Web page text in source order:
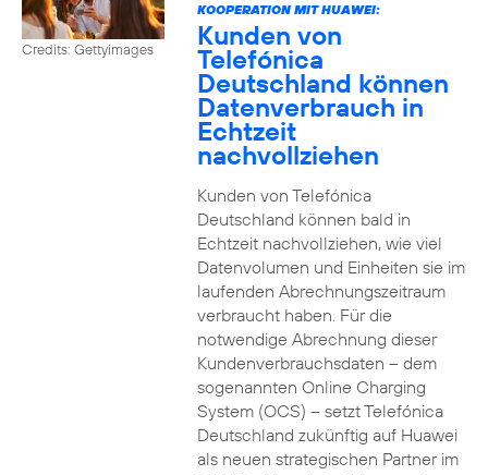
Credits: Gettyimages
KOOPERATION MIT HUAWEI:
Kunden von
Telefónica
Deutschland können
Datenverbrauch in
Echtzeit
nachvollziehen
Kunden von Telefónica
Deutschland können bald in
Echtzeit nachvollziehen, wie viel
Datenvolumen und Einheiten sie im
laufenden Abrechnungszeitraum
verbraucht haben. Für die
notwendige Abrechnung dieser
Kundenverbrauchsdaten – dem
sogenannten Online Charging
System (OCS) – setzt Telefónica
Deutschland zukünftig auf Huawei
als neuen strategischen Partner im